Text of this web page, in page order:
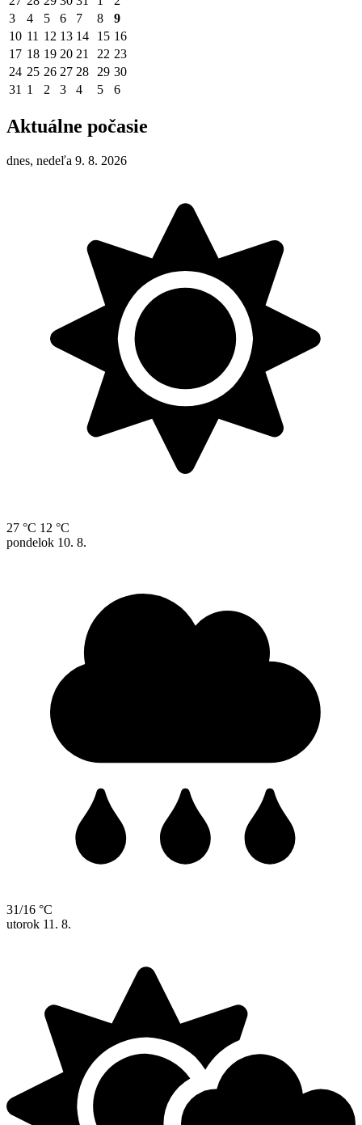
3
4 5 6 7 8
9
10 11 12 13 14 15 16
17 18 19 20 21 22 23
24 25 26 27 28 29 30
31 1 2 3 4 5 6
Aktuálne počasie
dnes, nedeľa 9. 8. 2026
27 °C 12 °C
pondelok 10. 8.
31/16 °C
utorok 11. 8.